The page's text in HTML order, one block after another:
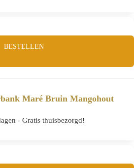
BESTELLEN
Maré Bruin Mangohout
- Gratis thuisbezorgd!